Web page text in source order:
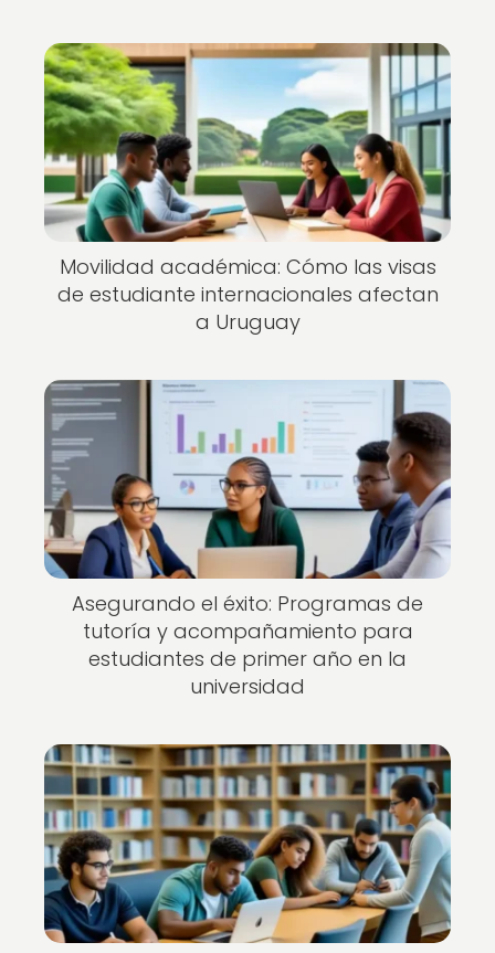
Movilidad académica: Cómo las visas
de estudiante internacionales afectan
a Uruguay
Asegurando el éxito: Programas de
tutoría y acompañamiento para
estudiantes de primer año en la
universidad